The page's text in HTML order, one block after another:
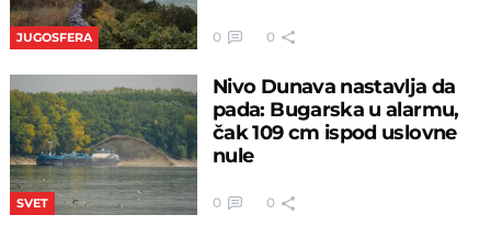
JUGOSFERA 0 0
SVET
Nivo Dunava nastavlja da
pada: Bugarska u alarmu,
čak 109 cm ispod uslovne
nule
0 0